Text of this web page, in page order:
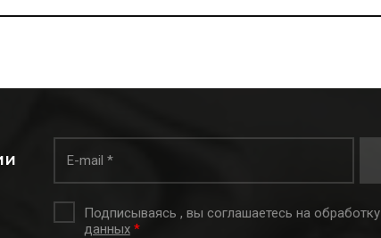
Подписываясь , вы соглашаетесь на обработку
данных *